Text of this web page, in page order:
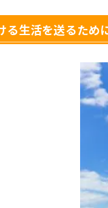
る生活を送るため